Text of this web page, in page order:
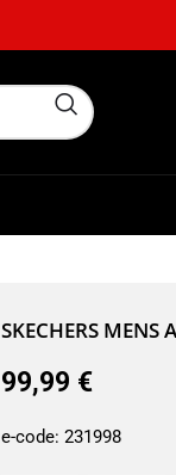
SKECHERS
99,99 €
e-code: 231998